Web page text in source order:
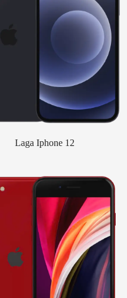
Laga Iphone 12